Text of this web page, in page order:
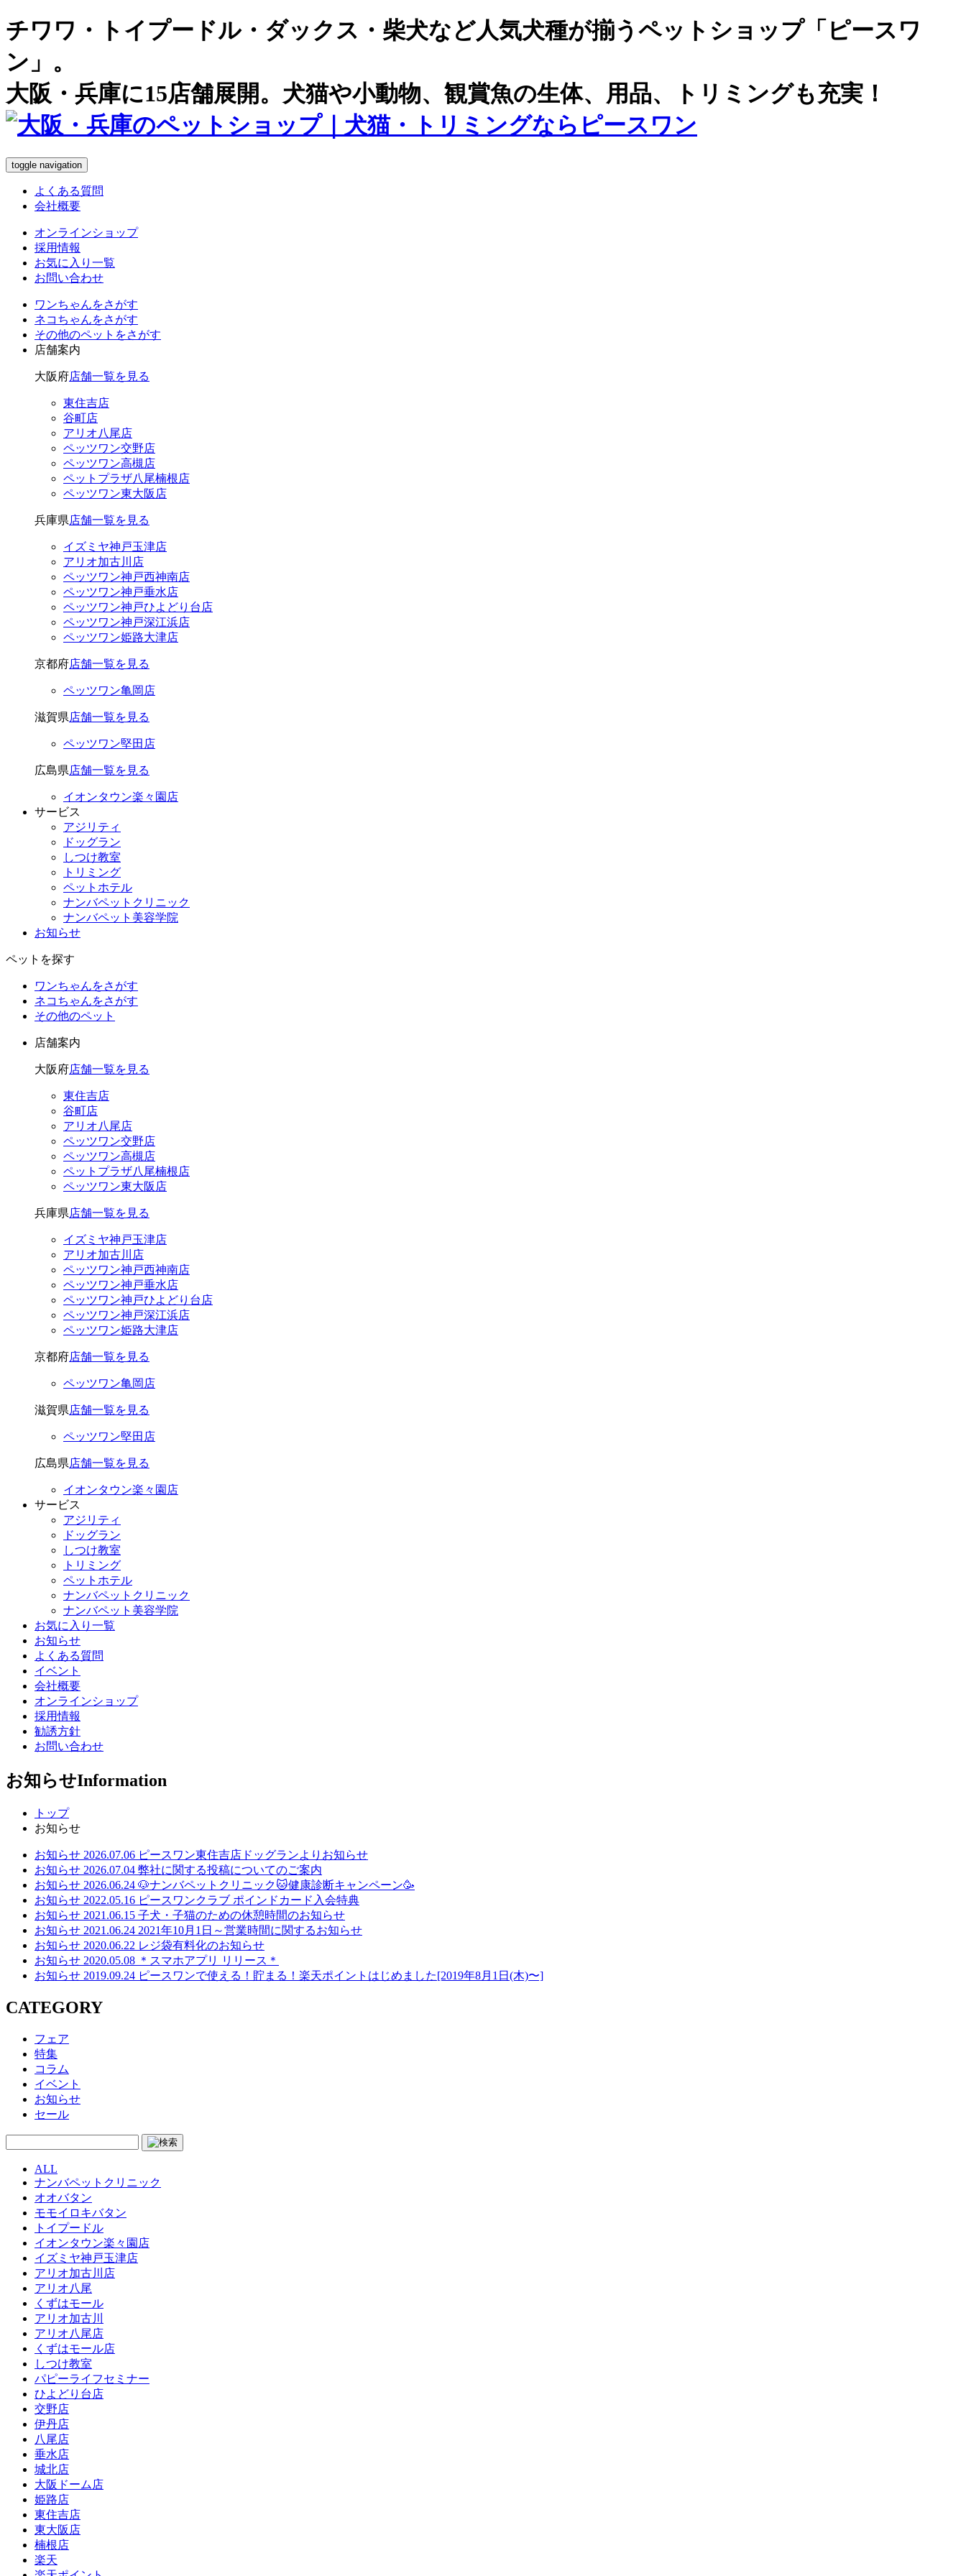
チワワ・トイプードル・ダックス・柴犬など人気犬種が揃うペットショップ「ピースワ
ン」。
大阪・兵庫に15店舗展開。犬猫や小動物、観賞魚の生体、用品、トリミングも充実！
toggle navigation
よくある質問
会社概要
オンラインショップ
採用情報
お気に入り一覧
お問い合わせ
ワンちゃんをさがす
ネコちゃんをさがす
その他のペット をさがす
店舗案内
大阪府店舗一覧を見る
東住吉店
谷町店
アリオ八尾店
ペッツワン交野店
ペッツワン高槻店
ペットプラザ八尾楠根店
ペッツワン東大阪店
兵庫県店舗一覧を見る
イズミヤ神戸玉津店
アリオ加古川店
ペッツワン神戸西神南店
ペッツワン神戸垂水店
ペッツワン神戸ひよどり台店
ペッツワン神戸深江浜店
ペッツワン姫路大津店
京都府店舗一覧を見る
ペッツワン亀岡店
滋賀県店舗一覧を見る
ペッツワン堅田店
広島県店舗一覧を見る
イオンタウン楽々園店
サービス
アジリティ
ドッグラン
しつけ教室
トリミング
ペットホテル
ナンバペットクリニック
ナンバペット美容学院
お知らせ
ペットを探す
ワンちゃんをさがす
ネコちゃんをさがす
その他のペット
店舗案内
大阪府店舗一覧を見る
東住吉店
谷町店
アリオ八尾店
ペッツワン交野店
ペッツワン高槻店
ペットプラザ八尾楠根店
ペッツワン東大阪店
兵庫県店舗一覧を見る
イズミヤ神戸玉津店
アリオ加古川店
ペッツワン神戸西神南店
ペッツワン神戸垂水店
ペッツワン神戸ひよどり台店
ペッツワン神戸深江浜店
ペッツワン姫路大津店
京都府店舗一覧を見る
ペッツワン亀岡店
滋賀県店舗一覧を見る
ペッツワン堅田店
広島県店舗一覧を見る
イオンタウン楽々園店
サービス
アジリティ
ドッグラン
しつけ教室
トリミング
ペットホテル
ナンバペットクリニック
ナンバペット美容学院
お気に入り一覧
お知らせ
よくある質問
イベント
会社概要
オンラインショップ
採用情報
勧誘方針
お問い合わせ
お知らせInformation
トップ
お知らせ
お知らせ 2026.07.06 ピースワン東住吉店ドッグランよりお知らせ
お知らせ 2026.07.04 弊社に関する投稿についてのご案内
お知らせ 2026.06.24 🐶ナンバペットクリニック🐱健康診断キャンペーン🥳
お知らせ 2022.05.16 ピースワンクラブ ポインドカード入会特典
お知らせ 2021.06.15 子犬・子猫のための休憩時間のお知らせ
お知らせ 2021.06.24 2021年10月1日～営業時間に関するお知らせ
お知らせ 2020.06.22 レジ袋有料化のお知らせ
お知らせ 2020.05.08 ＊スマホアプリ リリース＊
お知らせ 2019.09.24 ピースワンで使える！貯まる！楽天ポイントはじめました[2019年8月1日(木)〜]
CATEGORY
フェア
特集
コラム
イベント
お知らせ
セール
ALL
ナンバペットクリニック
オオバタン
モモイロキバタン
トイプードル
イオンタウン楽々園店
イズミヤ神戸玉津店
アリオ加古川店
アリオ八尾
くずはモール
アリオ加古川
アリオ八尾店
くずはモール店
しつけ教室
パピーライフセミナー
ひよどり台店
交野店
伊丹店
八尾店
垂水店
城北店
大阪ドーム店
姫路店
東住吉店
東大阪店
楠根店
楽天